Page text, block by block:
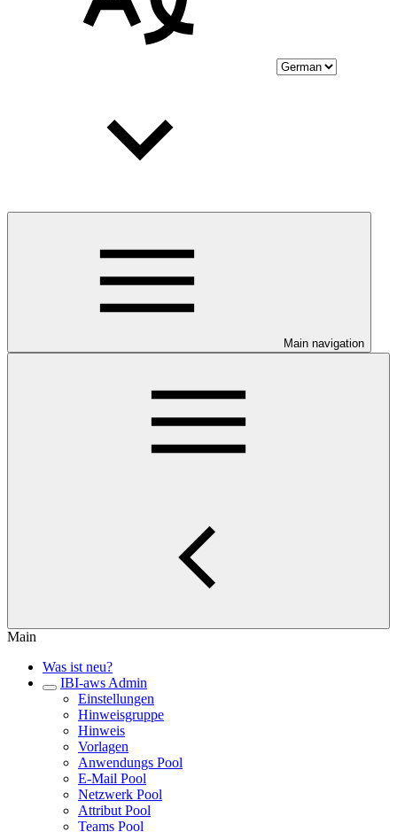
Main navigation
Main
Was ist neu?
IBI-aws Admin
Einstellungen
Hinweisgruppe
Hinweis
Vorlagen
Anwendungs Pool
E-Mail Pool
Netzwerk Pool
Attribut Pool
Teams Pool